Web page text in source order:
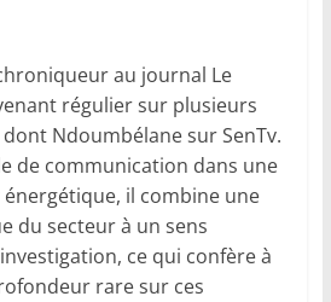
au journal Le
régulier sur plusieurs
Ndoumbélane sur SenTv.
de communication dans une
il combine une
du secteur à un sens
ce qui confère à
rare sur ces